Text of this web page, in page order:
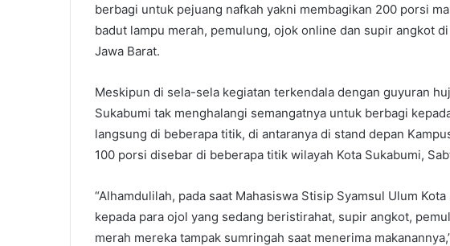
berbagi untuk pejuang nafkah yakni membagikan 200 porsi
badut lampu merah, pemulung, ojok online dan supir angkot
Jawa Barat.
Meskipun di sela-sela kegiatan terkendala dengan guyuran
Sukabumi tak menghalangi semangatnya untuk berbagi
langsung di beberapa titik, di antaranya di stand depan
100 porsi disebar di beberapa titik wilayah Kota Sukabumi,
“Alhamdulilah, pada saat Mahasiswa Stisip Syamsul Ulum
kepada para ojol yang sedang beristirahat, supir angkot,
merah mereka tampak sumringah saat menerima